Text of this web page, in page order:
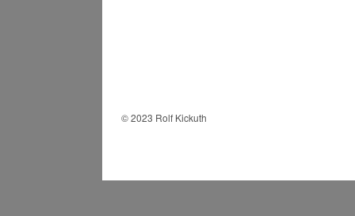
© 2023 Rolf Kickuth